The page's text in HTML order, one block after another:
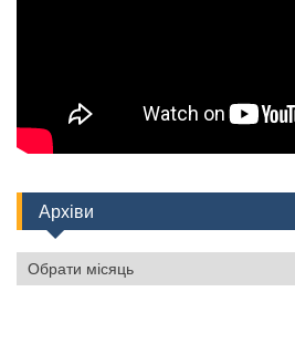
Архіви
Архіви